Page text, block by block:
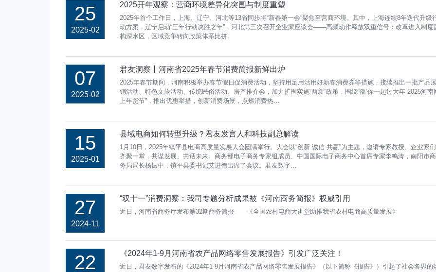
25
2025-02
2025开年观察：营商环境差异化突围与制度重塑
2025年首个工作日，上海、辽宁、河北等13省同步将“新春第一会”聚焦至营商环境。其中，上海连续8年迭代升级
动方案，辽宁启动“三年行动决胜之年”，河北第三次召开企业家座谈会——高频动作释放双重信号：改革进入制度
构深水区，区域竞争转向政策体系比拼。
07
2025-02
君友洞察丨河南省2025年春节消费简报新鲜出炉
2025年春节期间，河南积极举办春节假日促消费活动，坚持用足用活用好新春消费券等措施，接续推出一批产品
销活动、特色文旅活动、传统民俗活动、房产推介会，加力扩围实施“两新”政策，围绕“豫’你一起过大年-2025河南
上年货节”，推出优惠举措，创新消费场景，点燃消费热…
15
2025-01
县域电商如何转型升级？君友发言人和科技副总解读
1月10日，2025年镇平县电商高质量发展大会圆满举行。大会以“创新 诚信 共赢”为主题，邀请专家教授、企业家们
齐聚一堂，共谋发展、共话未来。商务部电子商务专家组成员、中国国际电子商务中心首席专家李鸣涛，南阳市商
务局局长杨振中，镇平县委书记艾进德出席了会议。君友数字…
27
2024-11
“双十一”消费洞察：我司专题分析成果被《河南商务简报》权威引用
近日，河南省商务厅发布第32期商务简报——《全国农村电商大讲堂助推我省农村电商高质量发展》
22 《2024年1-9月河南省农产品网络零售发展报告》引发广泛关注！
近日，君友数字发布的《2024年1-9月河南省农产品网络零售发展报告》（以下简称《报告》）引起了社会各界的